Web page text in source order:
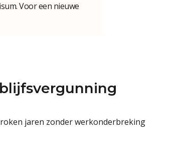
Voor een nieuwe
jaren zonder werkonderbreking